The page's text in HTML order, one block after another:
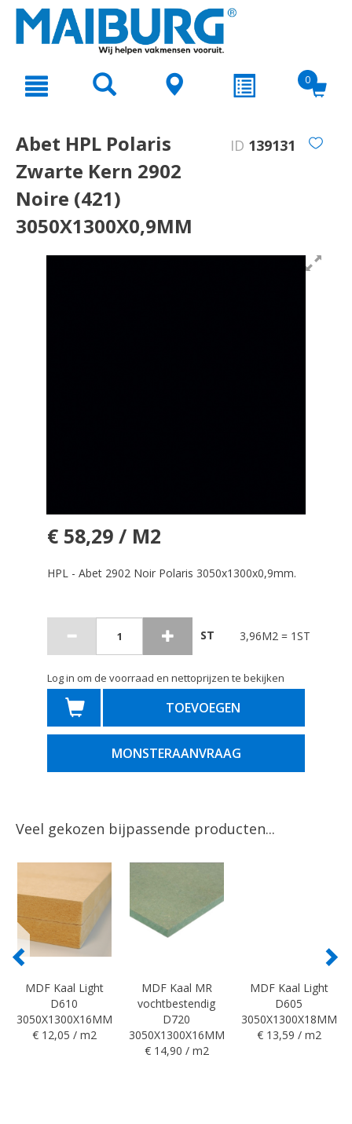
text.skipToNavigation
0
Abet HPL Polaris
Zwarte Kern 2902
Noire (421)
3050X1300X0,9MM
ID 139131
€ 58,29 / M2
HPL - Abet 2902 Noir Polaris 3050x1300x0,9mm.
ST 3,96M2 = 1ST
Log in om de voorraad en nettoprijzen te bekijken
TOEVOEGEN
MONSTERAANVRAAG
Veel gekozen bijpassende producten...
MDF Kaal Light
D610
3050X1300X16MM
€ 12,05 / m2
MDF Kaal MR
vochtbestendig
D720
3050X1300X16MM
€ 14,90 / m2
MDF Kaal Light
D605
3050X1300X18MM
€ 13,59 / m2